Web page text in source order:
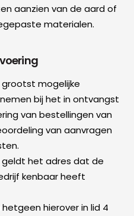
aanzien van de aard of
materialen.
mogelijke
bij het in ontvangst
van bestellingen van
van aanvragen
geldt het adres dat de
kenbaar heeft
hierover in lid 4